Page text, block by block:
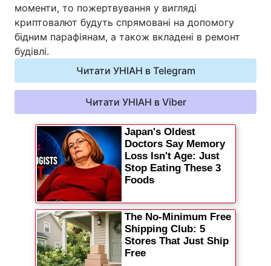
Інтерв'ю Думки
Архів
Контакти
ПОСЛУГИ
Реклама на сайті Фотобанк
Моніторинг
моменти, то пожертвування у вигляді
криптовалют будуть спрямовані на допомогу
бідним парафіянам, а також вкладені в ремонт
будівлі.
Читати УНІАН в Telegram
Читати УНІАН в Viber